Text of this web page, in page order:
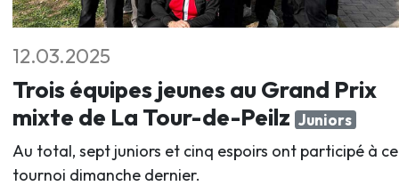
12.03.2025
Trois équipes jeunes au Grand Prix
mixte de La Tour-de-Peilz Juniors
Au total, sept juniors et cinq espoirs ont participé à ce
tournoi dimanche dernier.